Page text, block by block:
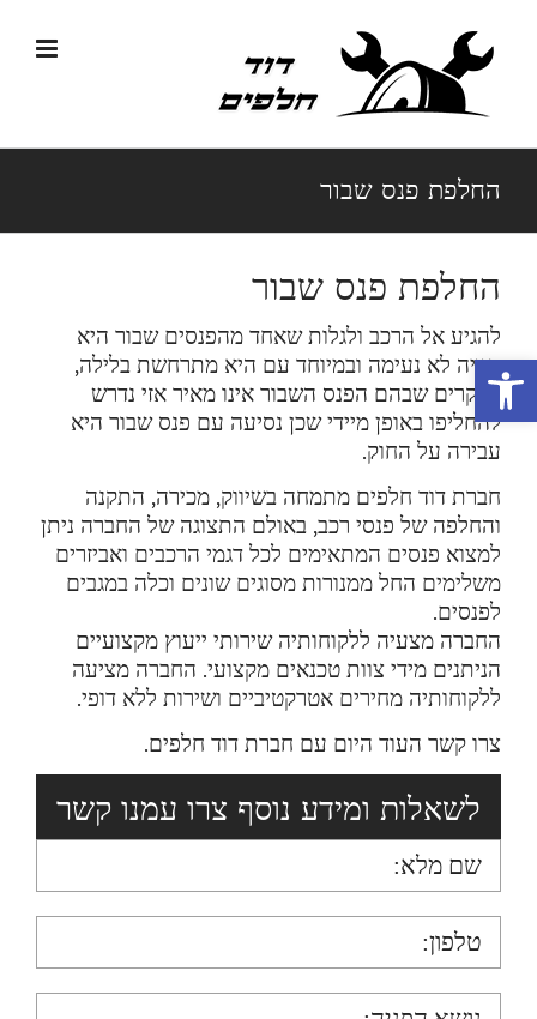
פתח סרגל נגישות
לתוכן
החלפת פנס שבור
החלפת פנס שבור
להגיע אל הרכב ולגלות שאחד מהפנסים שבור היא
חוויה לא נעימה ובמיוחד עם היא מתרחשת בלילה,
במקרים שבהם הפנס השבור אינו מאיר אזי נדרש
להחליפו באופן מיידי שכן נסיעה עם פנס שבור היא
עבירה על החוק.
חברת דוד חלפים מתמחה בשיווק, מכירה, התקנה
והחלפה של פנסי רכב, באולם התצוגה של החברה ניתן
למצוא פנסים המתאימים לכל דגמי הרכבים ואביזרים
משלימים החל ממנורות מסוגים שונים וכלה במגבים
לפנסים.
החברה מצעיה ללקוחותיה שירותי ייעוץ מקצועיים
הניתנים מידי צוות טכנאים מקצועי. החברה מציעה
ללקוחותיה מחירים אטרקטיביים ושירות ללא דופי.
צרו קשר העוד היום עם חברת דוד חלפים.
לשאלות ומידע נוסף צרו עמנו קשר